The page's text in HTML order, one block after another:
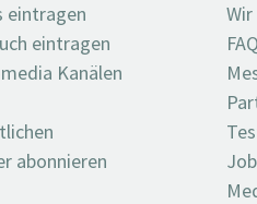
eintragen
eintragen
Kanälen
abonnieren
Wir
FAQ